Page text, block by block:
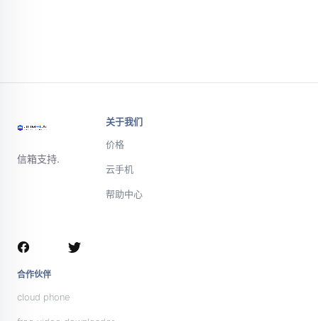
信箱支持.
关于我们
价格
云手机
帮助中心
合作伙伴
cloud phone